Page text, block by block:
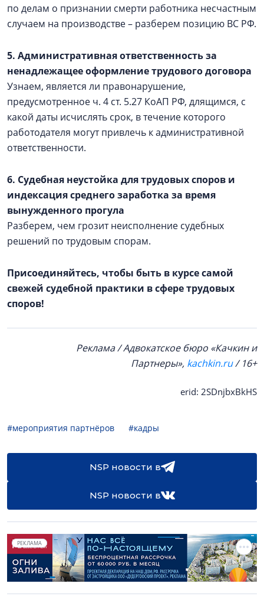
по делам о признании смерти работника несчастным
случаем на производстве – разберем позицию ВС РФ.
5. Административная ответственность за
ненадлежащее оформление трудового договора
Узнаем, является ли правонарушение,
предусмотренное ч. 4 ст. 5.27 КоАП РФ, длящимся, с
какой даты исчислять срок, в течение которого
работодателя могут привлечь к административной
ответственности.
6. Судебная неустойка для трудовых споров и
индексация среднего заработка за время
вынужденного прогула
Разберем, чем грозит неисполнение судебных
решений по трудовым спорам.
Присоединяйтесь, чтобы быть в курсе самой
свежей судебной практики в сфере трудовых
споров!
Реклама / Адвокатское бюро «Качкин и
Партнеры», kachkin.ru/ 16+
erid: 2SDnjbxBkHS
#мероприятия партнёров #кадры
NSP новости в
NSP новости в
РЕКЛАМА